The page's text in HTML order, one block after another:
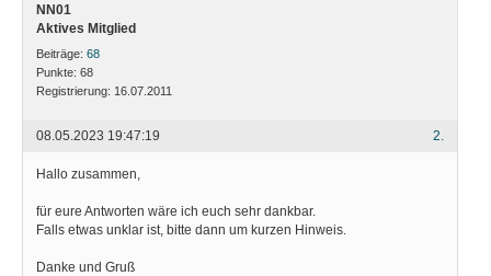
NN01
Aktives Mitglied
Beiträge: 68
Punkte: 68
Registrierung: 16.07.2011
2.
08.05.2023 19:47:19
Hallo zusammen,
für eure Antworten wäre ich euch sehr dankbar.
Falls etwas unklar ist, bitte dann um kurzen Hinweis.
Danke und Gruß